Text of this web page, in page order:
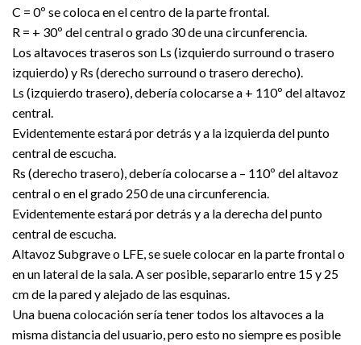
C = 0º se coloca en el centro de la parte frontal.
R = + 30º del central o grado 30 de una circunferencia.
Los altavoces traseros son Ls (izquierdo surround o trasero
izquierdo) y Rs (derecho surround o trasero derecho).
Ls (izquierdo trasero), debería colocarse a + 110º del altavoz
central.
Evidentemente estará por detrás y a la izquierda del punto
central de escucha.
Rs (derecho trasero), debería colocarse a – 110º del altavoz
central o en el grado 250 de una circunferencia.
Evidentemente estará por detrás y a la derecha del punto
central de escucha.
Altavoz Subgrave o LFE, se suele colocar en la parte frontal o
en un lateral de la sala. A ser posible, separarlo entre 15 y 25
cm de la pared y alejado de las esquinas.
Una buena colocación sería tener todos los altavoces a la
misma distancia del usuario, pero esto no siempre es posible